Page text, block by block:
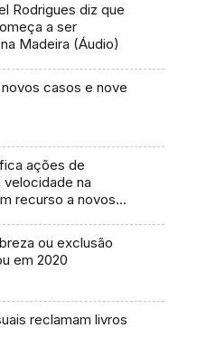
Rodrigues diz que
a ser
Madeira (Áudio)
casos e nove
ações de
na
recurso a novos
ou exclusão
em 2020
reclamam livros